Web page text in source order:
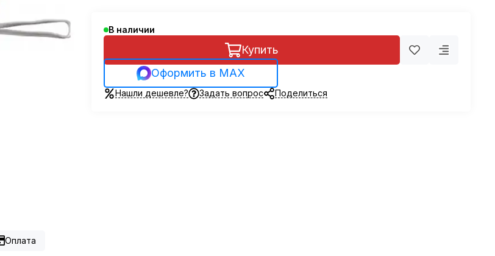
В наличии
Купить
Оформить в MAX
Нашли дешевле? Задать вопрос Поделиться
Оплата